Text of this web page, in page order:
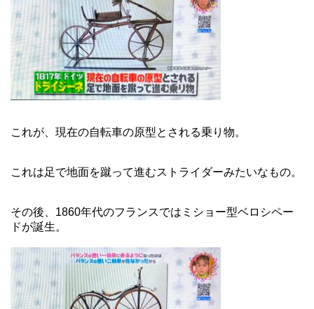
これが、現在の自転車の原型とされる乗り物。
これは足で地面を蹴って進むストライダーみたいなもの。
その後、1860年代のフランスではミショー型ベロシペー
ドが誕生。